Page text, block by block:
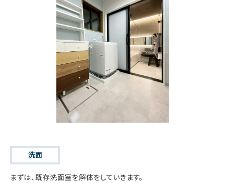
洗面
まずは、既存洗面室を解体をしていきます。